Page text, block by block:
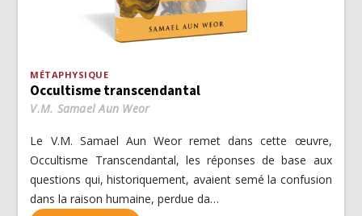
MÉTAPHYSIQUE
Occultisme transcendantal
V.M. Samael Aun Weor
Le V.M. Samael Aun Weor remet dans cette œuvre,
Occultisme Transcendantal, les réponses de base aux
questions qui, historiquement, avaient semé la confusion
dans la raison humaine, perdue da…